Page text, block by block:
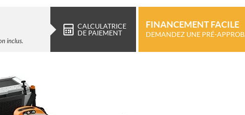
inclus.
CALCULATRICE
DE PAIEMENT
FINANCEMENT FACILE
DEMANDEZ UNE PRÉ-